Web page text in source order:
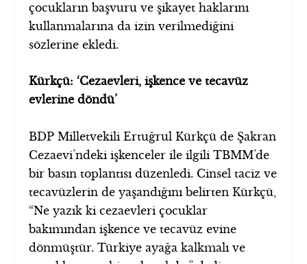
çocukların başvuru ve şikayet haklarını
kullanmalarına da izin verilmediğini
sözlerine ekledi.
Kürkçü: ‘Cezaevleri, işkence ve tecavüz
evlerine döndü’
BDP Milletvekili Ertuğrul Kürkçü de Şakran
Cezaevi’ndeki işkenceler ile ilgili TBMM’de
bir basın toplantısı düzenledi. Cinsel taciz ve
tecavüzlerin de yaşandığını belirten Kürkçü,
“Ne yazık ki cezaevleri çocuklar
bakımından işkence ve tecavüz evine
dönmüştür. Türkiye ayağa kalkmalı ve